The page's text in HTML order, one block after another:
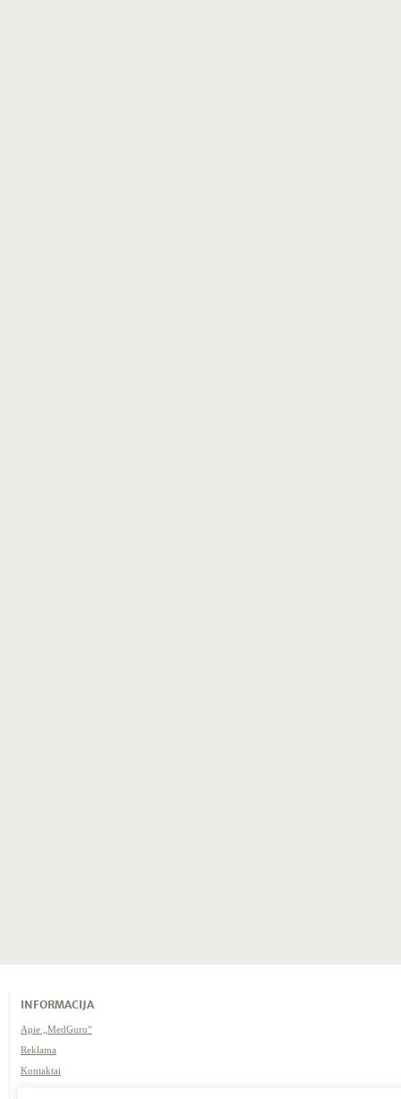
INFORMACIJA
Apie „MedGuru“
Reklama
Kontaktai